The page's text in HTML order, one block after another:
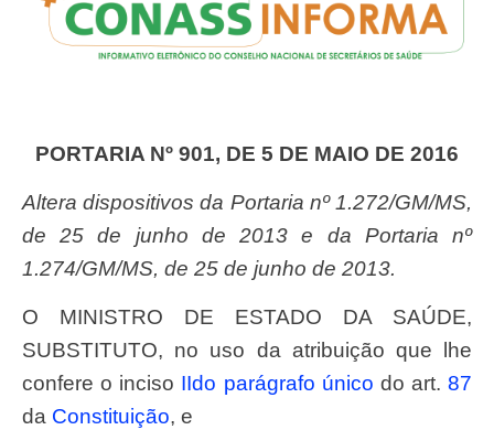
PORTARIA Nº 901, DE 5 DE MAIO DE 2016
Altera dispositivos da Portaria nº 1.272/GM/MS,
de 25 de junho de 2013 e da Portaria nº
1.274/GM/MS, de 25 de junho de 2013.
O MINISTRO DE ESTADO DA SAÚDE,
SUBSTITUTO, no uso da atribuição que lhe
confere o inciso IIdo parágrafo único do art. 87
da Constituição, e